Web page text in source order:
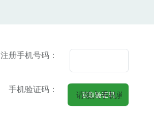
注册手机号码：
手机验证码：